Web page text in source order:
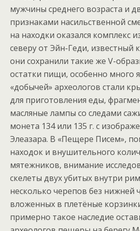
мужчины среднего возраста и
признаками насильственной
на находки оказался комплекс
северу от Эйн-Геди, известный
они сохранили такие же V-
остатки пищи, особенно много
«добычей» археологов стали
для приготовления еды,
масляные лампы со следами
монета 134 или 135 г. с
Элеазара. В «Пещере Писем»,
находок и внушительного
мятежников, внимание
скелеты двух убитых внутри
несколько черепов без нижней
вложенных в плетёные
примерно такое наследие